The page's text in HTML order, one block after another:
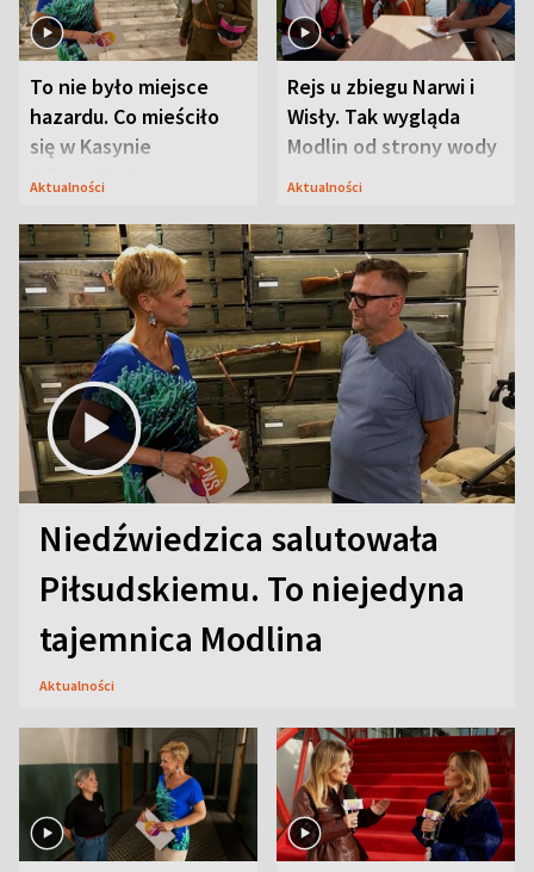
To nie było miejsce
hazardu. Co mieściło
się w Kasynie
Oficerskim?
Aktualności
Rejs u zbiegu Narwi i
Wisły. Tak wygląda
Modlin od strony wody
Aktualności
Niedźwiedzica salutowała
Piłsudskiemu. To niejedyna
tajemnica Modlina
Aktualności